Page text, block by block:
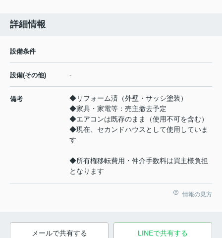
詳細情報
設備条件
設備(その他) -
備考
◆リフォーム済（外壁・サッシ塗装）
◆家具・家電等：売主撤去予定
◆エアコンは既存のまま（使用不可を含む）
◆現在、セカンドハウスとして使用していま
す
◆所有権移転費用・仲介手数料は買主様負担
となります
情報の見方
メールで共有する LINEで共有する